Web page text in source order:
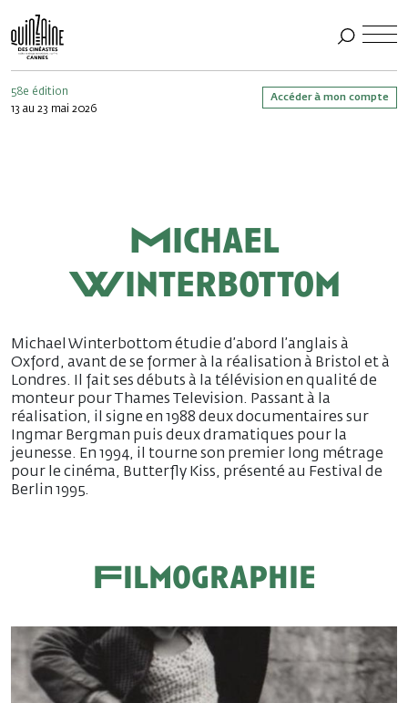
58e édition
13 au 23 mai 2026
Accéder à mon compte
Michael
Winterbottom
Michael Winterbottom étudie d’abord l’anglais à
Oxford, avant de se former à la réalisation à Bristol et à
Londres. Il fait ses débuts à la télévision en qualité de
monteur pour Thames Television. Passant à la
réalisation, il signe en 1988 deux documentaires sur
Ingmar Bergman puis deux dramatiques pour la
jeunesse. En 1994, il tourne son premier long métrage
pour le cinéma, Butterfly Kiss, présenté au Festival de
Berlin 1995.
Filmographie